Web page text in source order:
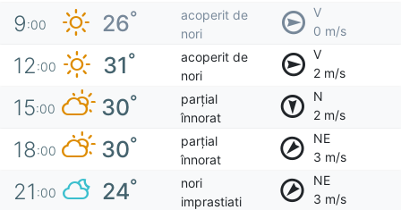
9:00 26°
acoperit de
nori
V
0 m/s
12:00 31°
acoperit de
nori
V
2 m/s
15:00 30°
parțial
înnorat
N
2 m/s
18:00 30°
parțial
înnorat
NE
3 m/s
21 :00 24°
nori
imprastiati
NE
3 m/s